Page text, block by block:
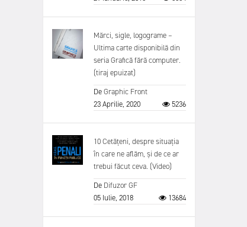
Mărci, sigle, logograme –
Ultima carte disponibilă din
seria Grafică fără computer.
(tiraj epuizat)
DeGraphic Front
23 Aprilie, 2020
5236
10 Cetățeni, despre situația
în care ne aflăm, și de ce ar
trebui făcut ceva. (Video)
De Difuzor GF
05 Iulie, 2018
13684